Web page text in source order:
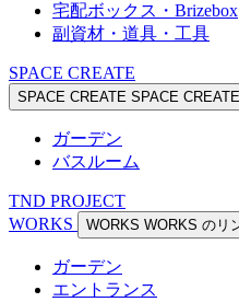
宅配ボックス・Brizebox
副資材・道具・工具
SPACE CREATE
SPACE CREATE SPACE
ガーデン
バスルーム
TND PROJECT
WORKS
WORKS WORKS のリ
ガーデン
エントランス